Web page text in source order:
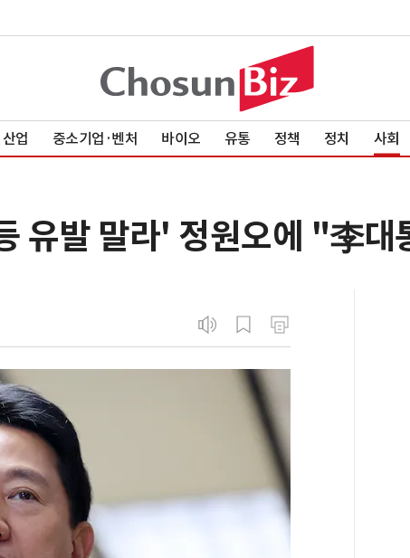
산업 중소기업·벤처 바이오 유통 정책 정치 사회
유발 말라' 정원오에 "李대